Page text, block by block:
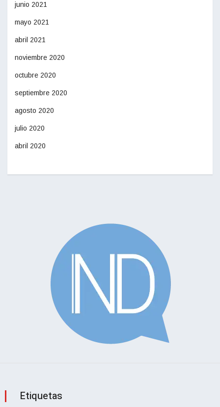
junio 2021
mayo 2021
abril 2021
noviembre 2020
octubre 2020
septiembre 2020
agosto 2020
julio 2020
abril 2020
Etiquetas